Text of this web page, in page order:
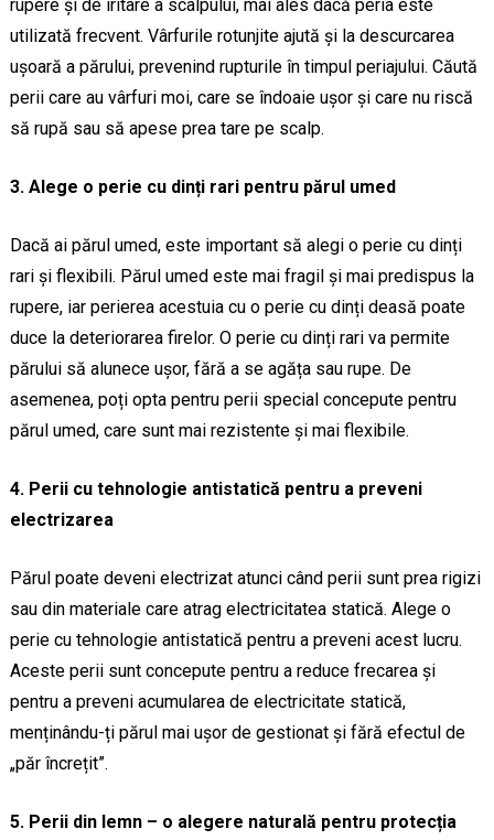
rupere și de iritare a scalpului, mai ales dacă peria este
utilizată frecvent. Vârfurile rotunjite ajută și la descurcarea
ușoară a părului, prevenind rupturile în timpul periajului. Căută
perii care au vârfuri moi, care se îndoaie ușor și care nu riscă
să rupă sau să apese prea tare pe scalp.
3. Alege o perie cu dinți rari pentru părul umed
Dacă ai părul umed, este important să alegi o perie cu dinți
rari și flexibili. Părul umed este mai fragil și mai predispus la
rupere, iar perierea acestuia cu o perie cu dinți deasă poate
duce la deteriorarea firelor. O perie cu dinți rari va permite
părului să alunece ușor, fără a se agăța sau rupe. De
asemenea, poți opta pentru perii special concepute pentru
părul umed, care sunt mai rezistente și mai flexibile.
4. Perii cu tehnologie antistatică pentru a preveni
electrizarea
Părul poate deveni electrizat atunci când perii sunt prea rigizi
sau din materiale care atrag electricitatea statică. Alege o
perie cu tehnologie antistatică pentru a preveni acest lucru.
Aceste perii sunt concepute pentru a reduce frecarea și
pentru a preveni acumularea de electricitate statică,
menținându-ți părul mai ușor de gestionat și fără efectul de
„păr încrețit”.
5. Perii din lemn – o alegere naturală pentru protecția